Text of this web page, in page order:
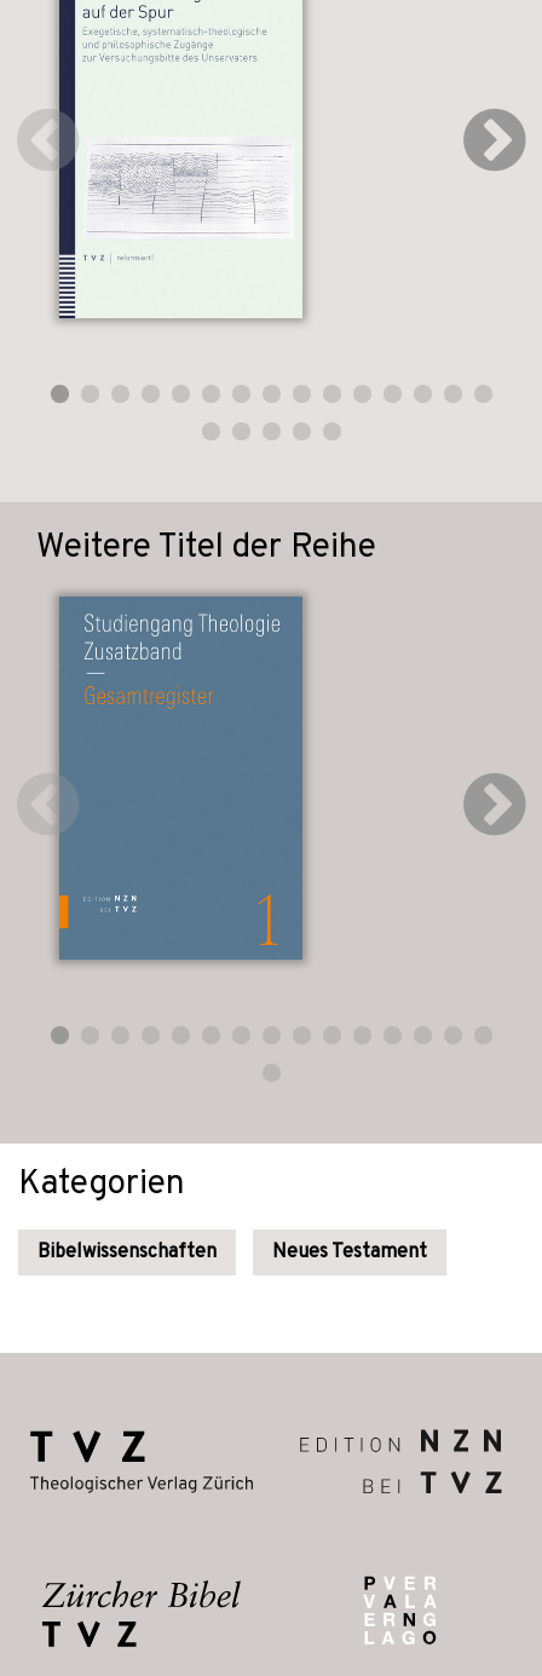
Weitere Titel der Reihe
Kategorien
Bibelwissenschaften Neues Testament